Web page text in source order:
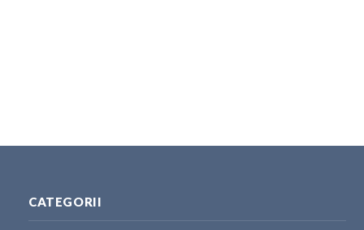
CATEGORII